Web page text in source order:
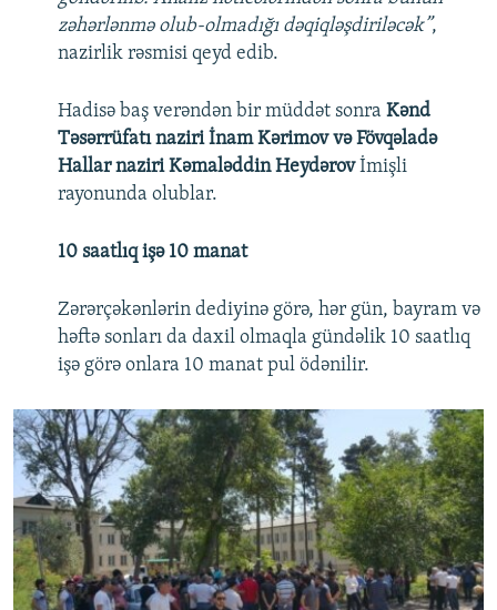
zəhərlənmə olub-olmadığı dəqiqləşdiriləcək”,
nazirlik rəsmisi qeyd edib.
Hadisə baş verəndən bir müddət sonra Kənd
Təsərrüfatı naziri İnam Kərimov və Fövqəladə
Hallar naziri Kəmaləddin Heydərovİmişli
rayonunda olublar.
10 saatlıq işə 10 manat
Zərərçəkənlərin dediyinə görə, hər gün, bayram və
həftə sonları da daxil olmaqla gündəlik 10 saatlıq
işə görə onlara 10 manat pul ödənilir.